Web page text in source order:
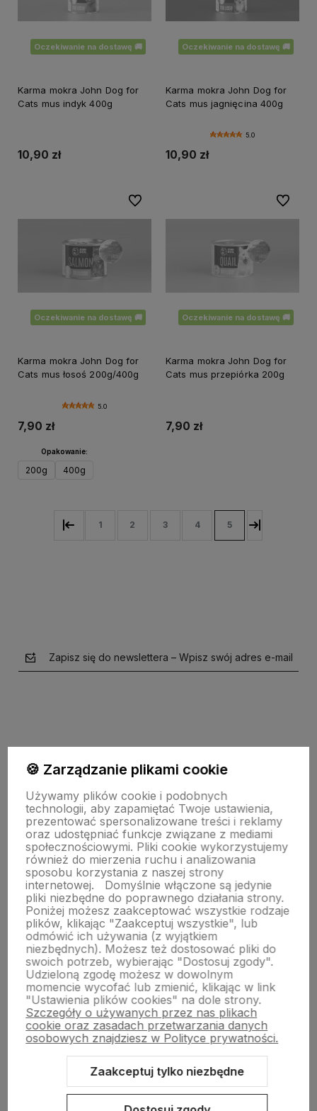
Oczekiwanie na dostawę 🚚
Karma mokra John Dog for
Cats mus indyk 400g
10,90 zł
Oczekiwanie na dostawę 🚚
Karma mokra John Dog for
Cats mus jagnięcina 400g
5.0
10,90 zł
Oczekiwanie na dostawę 🚚
Karma mokra John Dog for
Cats mus łosoś 200g/400g
5.0
7,90 zł
Opakowanie:
200g 400g
Do ulubionych
Oczekiwanie na dostawę 🚚
Karma mokra John Dog for
Cats mus przepiórka 200g
7,90 zł
Do
1 2 3 4 5
Zapisz się do newslettera – Wpisz swój adres e-mail
O nas
Obsługa klienta
Pomoc
Moje konto
Sklep internetowy Shoper.pl Szablon Shoper Modern 3.0™
GrowCommerce
🍪 Zarządzanie plikami cookie
Używamy plików cookie i podobnych
technologii, aby zapamiętać Twoje ustawienia,
prezentować spersonalizowane treści i reklamy
oraz udostępniać funkcje związane z mediami
społecznościowymi. Pliki cookie wykorzystujemy
również do mierzenia ruchu i analizowania
sposobu korzystania z naszej strony
internetowej.
Domyślnie włączone są jedynie
pliki niezbędne do poprawnego działania strony.
Poniżej możesz zaakceptować wszystkie rodzaje
plików, klikając "Zaakceptuj wszystkie", lub
odmówić ich używania (z wyjątkiem
niezbędnych). Możesz też dostosować pliki do
swoich potrzeb, wybierając "Dostosuj zgody".
Udzieloną zgodę możesz w dowolnym
momencie wycofać lub zmienić, klikając w link
"Ustawienia plików cookies" na dole strony.
Szczegóły o używanych przez nas plikach
cookie oraz zasadach przetwarzania danych
osobowych znajdziesz w Polityce prywatności.
Zaakceptuj tylko niezbędne